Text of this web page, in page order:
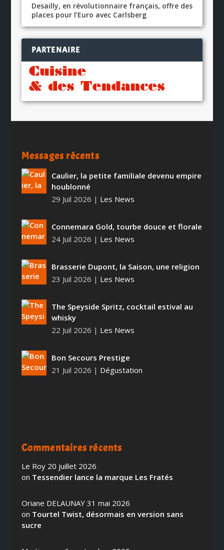
Desailly, en révolutionnaire français, offre des
places pour l’Euro avec Carlsberg
PARTENAIRE
Messages récents
Caulier, la petite familiale devenu empire
houblonné
29 Juil 2026 | Les News
Connemara Gold, tourbe douce et florale
24 Juil 2026 | Les News
Brasserie Dupont, la Saison, une religion
23 Juil 2026 | Les News
The Speyside Spritz, cocktail estival au
whisky
22 Juil 2026 | Les News
Bon Secours Prestige
21 Juil 2026 | Dégustation
Commentaires récents
Le Roy 20 juillet 2026
on Tessendier lance la marque Les Fratés
Oriane DELAUNAY 31 mai 2026
on Tourtel Twist, désormais en version sans
sucre